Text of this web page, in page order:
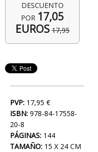
DESCUENTO
POR 17,05
EUROS 17,95
PVP: 17,95 €
ISBN: 978-84-17558-
20-8
PÁGINAS: 144
TAMAÑO: 15 X 24 CM